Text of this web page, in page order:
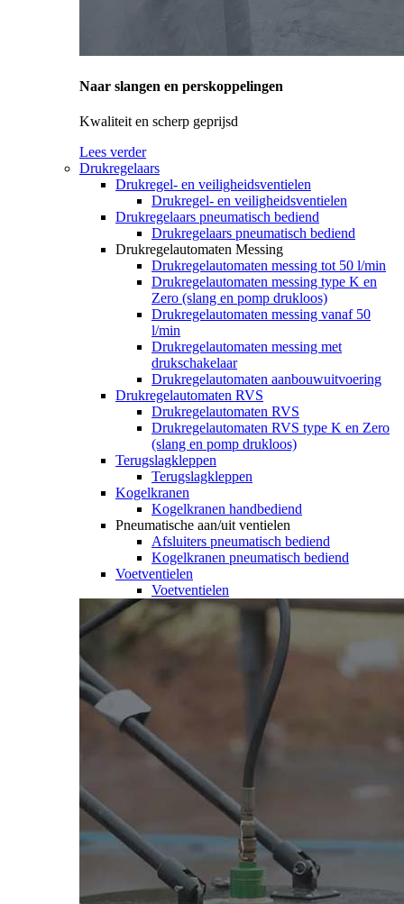
Naar slangen en perskoppelingen
Kwaliteit en scherp geprijsd
Lees verder
Drukregelaars
Drukregel- en veiligheidsventielen
Drukregel- en veiligheidsventielen
Drukregelaars pneumatisch bediend
Drukregelaars pneumatisch bediend
Drukregelautomaten Messing
Drukregelautomaten messing tot 50 l/min
Drukregelautomaten messing type K en
Zero (slang en pomp drukloos)
Drukregelautomaten messing vanaf 50
l/min
Drukregelautomaten messing met
drukschakelaar
Drukregelautomaten aanbouwuitvoering
Drukregelautomaten RVS
Drukregelautomaten RVS
Drukregelautomaten RVS type K en Zero
(slang en pomp drukloos)
Terugslagkleppen
Terugslagkleppen
Kogelkranen
Kogelkranen handbediend
Pneumatische aan/uit ventielen
Afsluiters pneumatisch bediend
Kogelkranen pneumatisch bediend
Voetventielen
Voetventielen